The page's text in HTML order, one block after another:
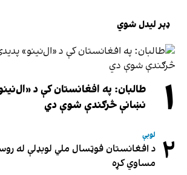
ډېر لیدل شوي
۱
طالبان: په افغانستان کې د
نښانې څرګندې شوې دي
۲ لوبې
مساوي کړه